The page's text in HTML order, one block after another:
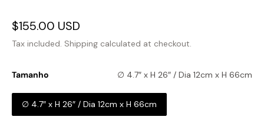
Sale
price
$155.00 USD
price
Tax included. Shipping calculated at checkout.
Tamanho ∅ 4.7″ x H 26″ / Dia 12cm x H 66cm
∅ 4.7″ x H 26″ / Dia 12cm x H 66cm